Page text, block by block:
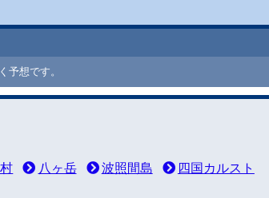
予想です。
八ヶ岳 波照間島 四国カルスト